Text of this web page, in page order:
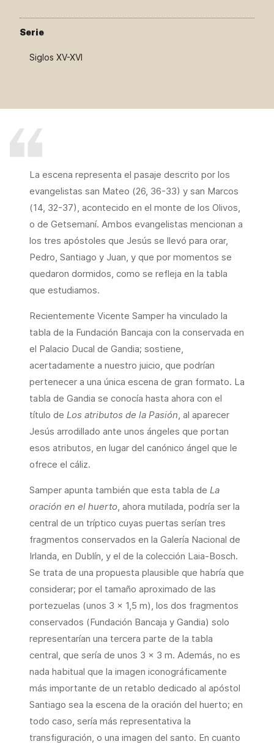
Serie
Siglos XV-XVI
La escena representa el pasaje descrito por los
evangelistas san Mateo (26, 36-33) y san Marcos
(14, 32-37), acontecido en el monte de los Olivos,
o de Getsemaní. Ambos evangelistas mencionan a
los tres apóstoles que Jesús se llevó para orar,
Pedro, Santiago y Juan, y que por momentos se
quedaron dormidos, como se refleja en la tabla
que estudiamos.
Recientemente Vicente Samper ha vinculado la
tabla de la Fundación Bancaja con la conservada en
el Palacio Ducal de Gandia; sostiene,
acertadamente a nuestro juicio, que podrían
pertenecer a una única escena de gran formato. La
tabla de Gandia se conocía hasta ahora con el
título de Los atributos de la Pasión, al aparecer
Jesús arrodillado ante unos ángeles que portan
esos atributos, en lugar del canónico ángel que le
ofrece el cáliz.
Samper apunta también que esta tabla de La
oración en el huerto, ahora mutilada, podría ser la
central de un tríptico cuyas puertas serían tres
fragmentos conservados en la Galería Nacional de
Irlanda, en Dublín, y el de la colección Laia-Bosch.
Se trata de una propuesta plausible que habría que
considerar; por el tamaño aproximado de las
portezuelas (unos 3 × 1,5 m), los dos fragmentos
conservados (Fundación Bancaja y Gandia) solo
representarían una tercera parte de la tabla
central, que sería de unos 3 × 3 m. Además, no es
nada habitual que la imagen iconográficamente
más importante de un retablo dedicado al apóstol
Santiago sea la escena de la oración del huerto; en
todo caso, sería más representativa la
transfiguración, o una imagen del santo. En cuanto